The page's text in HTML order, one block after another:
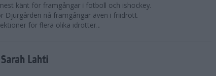
känt för framgångar i fotboll och ishockey.
Djurgården nå framgångar även i friidrott.
för flera olika idrotter...
Lahti